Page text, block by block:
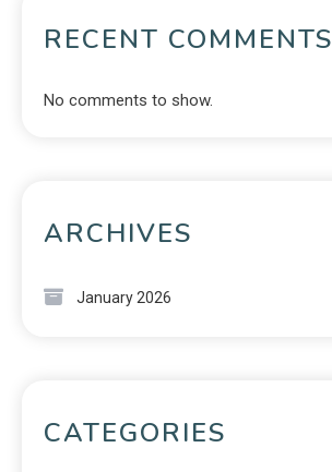
RECENT COMMENTS
No comments to show.
ARCHIVES
January 2026
CATEGORIES